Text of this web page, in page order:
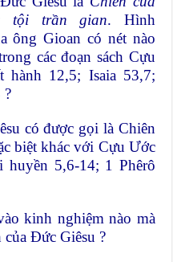
tội trần gian. Hình
ông Gioan có nét nào
các đoạn sách Cựu
hành 12,5; Isaia 53,7;
?
có được gọi là Chiên
biệt khác với Cựu Ước
5,6-14; 1 Phêrô
kinh nghiệm nào mà
của Đức Giêsu ?